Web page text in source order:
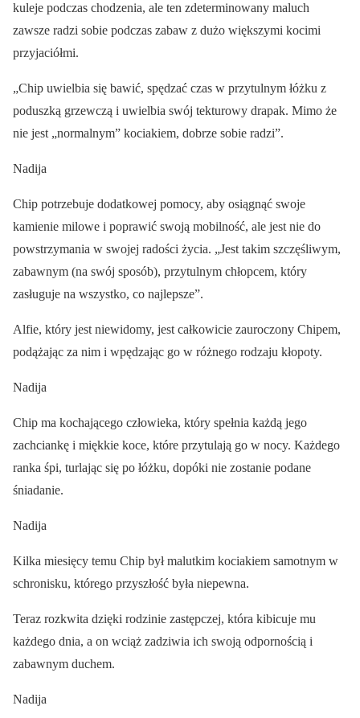
kuleje podczas chodzenia, ale ten zdeterminowany maluch
zawsze radzi sobie podczas zabaw z dużo większymi kocimi
przyjaciółmi.
„Chip uwielbia się bawić, spędzać czas w przytulnym łóżku z
poduszką grzewczą i uwielbia swój tekturowy drapak. Mimo że
nie jest „normalnym” kociakiem, dobrze sobie radzi”.
Nadija
Chip potrzebuje dodatkowej pomocy, aby osiągnąć swoje
kamienie milowe i poprawić swoją mobilność, ale jest nie do
powstrzymania w swojej radości życia. „Jest takim szczęśliwym,
zabawnym (na swój sposób), przytulnym chłopcem, który
zasługuje na wszystko, co najlepsze”.
Alfie, który jest niewidomy, jest całkowicie zauroczony Chipem,
podążając za nim i wpędzając go w różnego rodzaju kłopoty.
Nadija
Chip ma kochającego człowieka, który spełnia każdą jego
zachciankę i miękkie koce, które przytulają go w nocy. Każdego
ranka śpi, turlając się po łóżku, dopóki nie zostanie podane
śniadanie.
Nadija
Kilka miesięcy temu Chip był malutkim kociakiem samotnym w
schronisku, którego przyszłość była niepewna.
Teraz rozkwita dzięki rodzinie zastępczej, która kibicuje mu
każdego dnia, a on wciąż zadziwia ich swoją odpornością i
zabawnym duchem.
Nadija